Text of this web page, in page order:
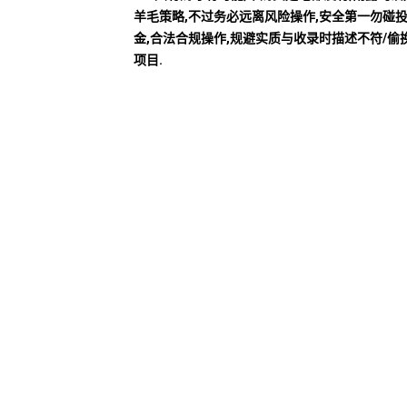
羊毛策略,不过务必远离风险操作,安全第一勿碰
金,合法合规操作,规避实质与收录时描述不符/偷
项目.